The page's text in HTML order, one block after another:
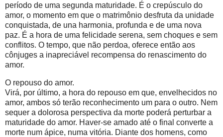
período de uma segunda maturidade. É o crepúsculo do
amor, o momento em que o matrimônio desfruta da unidade
conquistada, de una harmonia, profunda e de uma nova
paz. É a hora de uma felicidade serena, sem choques e sem
conflitos. O tempo, que não perdoa, oferece então aos
cônjuges a inapreciável recompensa do renascimento do
amor.
O repouso do amor.
Virá, por último, a hora do repouso em que, envelhecidos no
amor, ambos só terão reconhecimento um para o outro. Nem
sequer a dolorosa perspectiva da morte poderá perturbar a
maturidade do amor. Haver-se amado até o final converte a
morte num ápice, numa vitória. Diante dos homens, como